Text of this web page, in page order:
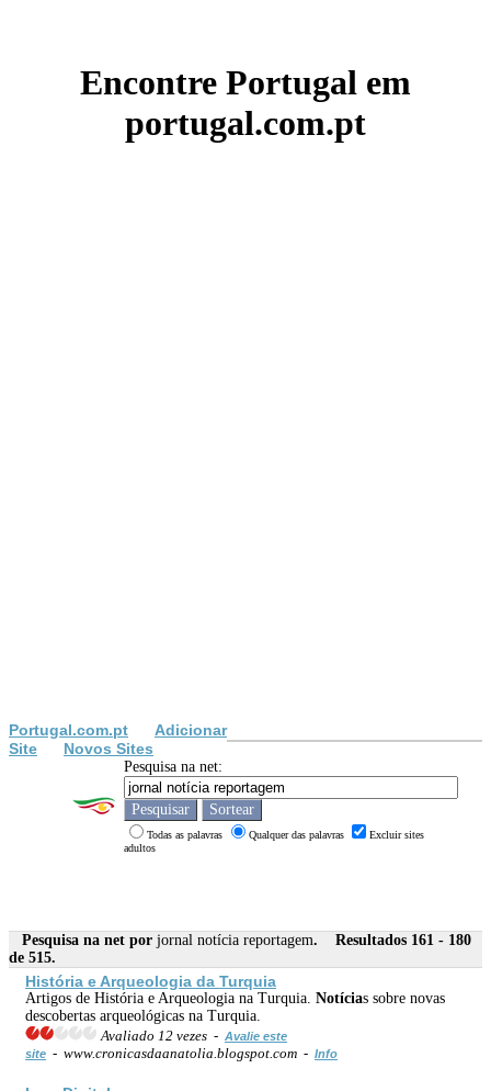
Encontre Portugal em
portugal.com.pt
Portugal.com.pt
Adicionar
Site
Novos Sites
Pesquisa na net:
Todas as palavras Qualquer das palavras
Excluir sites
adultos
Pesquisa na net por jornal notícia reportagem. Resultados 161 - 180
de 515.
História e Arqueologia da Turquia
Artigos de História e Arqueologia na Turquia. Notícias sobre novas
descobertas arqueológicas na Turquia.
Avaliado 12 vezes - Avalie este
site - www.cronicasdaanatolia.blogspot.com - Info